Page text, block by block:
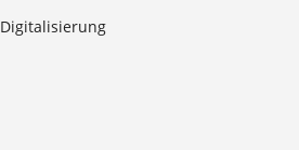
Digitalisierung